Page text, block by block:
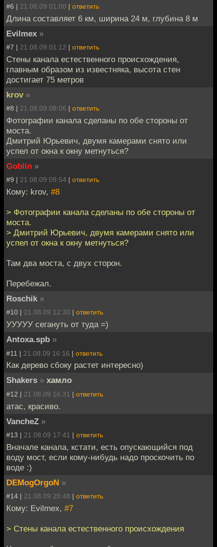
#6 | 21.08.09 01:00 | ответить
Длина составляет 6 км, ширина 24 м, глубина 8 м
Evilmex »
#7 | 21.08.09 01:12 | ответить
Стены канала естественного происхождения,
главным образом из известняка, высота стен
достигает 75 метров
krov »
#8 | 21.08.09 08:06 | ответить
Фотографии канала сделаны по обе стороны от
моста.
Дмитрий Юрьевич, двумя камерами снято или
успел от окна к окну метнуться?
Goblin »
#9 | 21.08.09 09:54 | ответить
Кому: krov, #8
> Фотографии канала сделаны по обе стороны от
моста.
> Дмитрий Юрьевич, двумя камерами снято или
успел от окна к окну метнуться?
Там два моста, с двух сторон.
Перебежал.
Roschik »
#10 | 21.08.09 12:30 | ответить
УУУУУ сегануть от туда =)
Antoxa.spb »
#11 | 21.08.09 16:16 | ответить
Как дерево сбоку растет интересно)
Shakers » хамло
#12 | 21.08.09 16:31 | ответить
атас, красиво.
VancheZ »
#13 | 21.08.09 17:41 | ответить
Вначале канала, кстати, есть опускающийся под
воду мост, если кому-нибудь надо проскочить по
воде :)
DEMogOrgoN »
#14 | 21.08.09 20:48 | ответить
Кому: Evilmex, #7
> Стены канала естественного происхождения